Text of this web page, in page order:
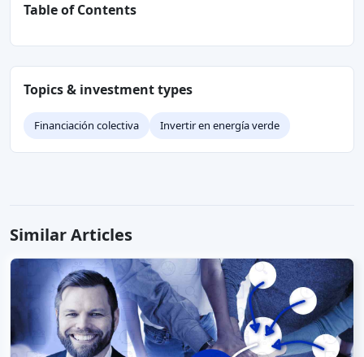
Table of Contents
Topics & investment types
Financiación colectiva Invertir en energía verde
Similar Articles